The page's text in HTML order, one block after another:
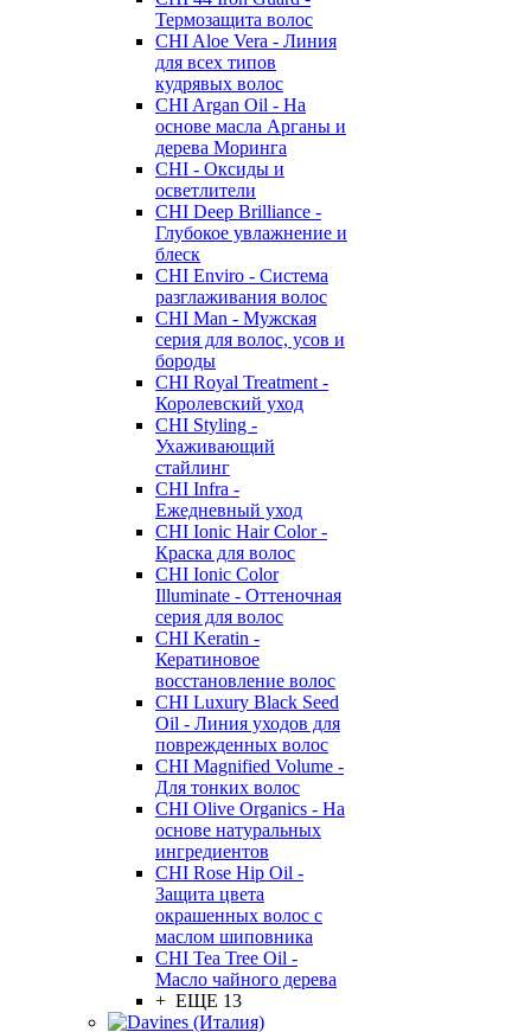
Термозащита волос
CHI Aloe Vera - Линия
для всех типов
кудрявых волос
CHI Argan Oil - На
основе масла Арганы и
дерева Моринга
CHI - Оксиды и
осветлители
CHI Deep Brilliance -
Глубокое увлажнение и
блеск
CHI Enviro - Система
разглаживания волос
CHI Man - Мужская
серия для волос, усов и
бороды
CHI Royal Treatment -
Королевский уход
CHI Styling -
Ухаживающий
стайлинг
CHI Infra -
Ежедневный уход
CHI Ionic Hair Color -
Краска для волос
CHI Ionic Color
Illuminate - Оттеночная
серия для волос
CHI Keratin -
Кератиновое
восстановление волос
CHI Luxury Black Seed
Oil - Линия уходов для
поврежденных волос
CHI Magnified Volume -
Для тонких волос
CHI Olive Organics - На
основе натуральных
ингредиентов
CHI Rose Hip Oil -
Защита цвета
окрашенных волос с
маслом шиповника
CHI Tea Tree Oil -
Масло чайного дерева
+ ЕЩЕ 13